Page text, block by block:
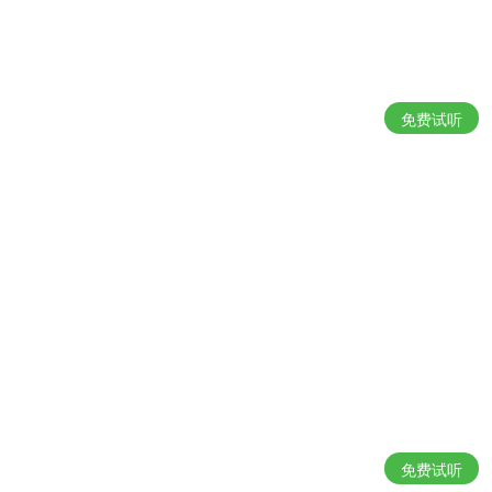
免费试听
免费试听